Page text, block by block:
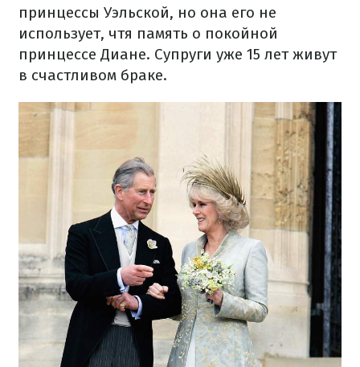
принцессы Уэльской, но она его не
использует, чтя память о покойной
принцессе Диане. Супруги уже 15 лет живут
в счастливом браке.